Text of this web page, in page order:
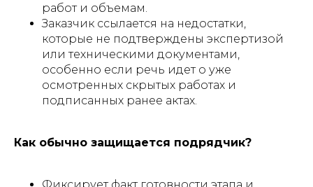
работ и объемам.
Заказчик ссылается на недостатки,
которые не подтверждены экспертизой
или техническими документами,
особенно если речь идет о уже
осмотренных скрытых работах и
подписанных ранее актах.​
Как обычно защищается подрядчик?